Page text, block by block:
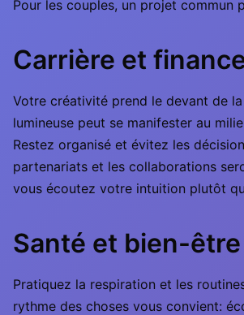
Pour les couples, un projet commun
Carrière et
Votre créativité prend le devant de
lumineuse peut se manifester au
Restez organisé et évitez les
partenariats et les collaborations
vous écoutez votre intuition plutôt
Santé et bien-être
Pratiquez la respiration et les
rythme des choses vous convient: